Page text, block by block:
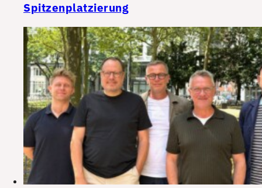
Spitzenplatzierung